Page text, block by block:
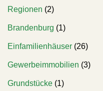
Regionen (2)
Brandenburg (1)
Einfamilienhäuser (26)
Gewerbeimmobilien (3)
Grundstücke (1)